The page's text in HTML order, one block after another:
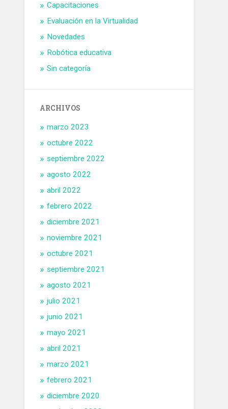
Capacitaciones
Evaluación en la Virtualidad
Novedades
Robótica educativa
Sin categoría
ARCHIVOS
marzo 2023
octubre 2022
septiembre 2022
agosto 2022
abril 2022
febrero 2022
diciembre 2021
noviembre 2021
octubre 2021
septiembre 2021
agosto 2021
julio 2021
junio 2021
mayo 2021
abril 2021
marzo 2021
febrero 2021
diciembre 2020